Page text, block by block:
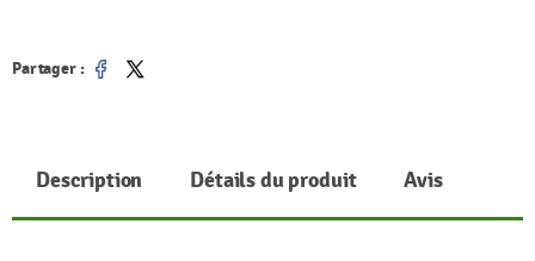
Partager :
Partager
Tweet
Description Détails du produit Avis